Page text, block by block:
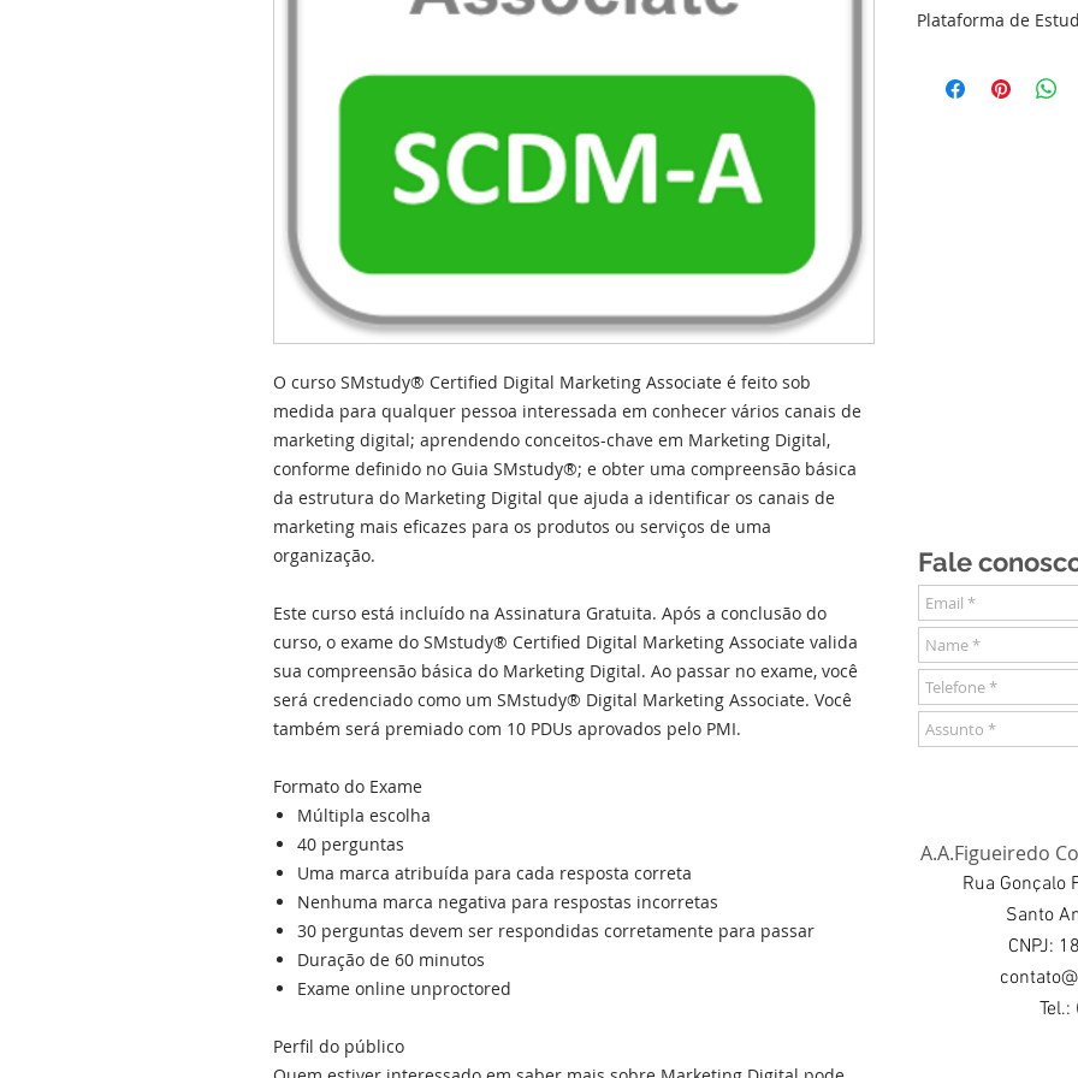
O curso SMstudy® Certified Digital Marketing Associate é feito sob
medida para qualquer pessoa interessada em conhecer vários canais de
marketing digital; aprendendo conceitos-chave em Marketing Digital,
conforme definido no Guia SMstudy®; e obter uma compreensão básica
da estrutura do Marketing Digital que ajuda a identificar os canais de
marketing mais eficazes para os produtos ou serviços de uma
organização.
Este curso está incluído na Assinatura Gratuita. Após a conclusão do
curso, o exame do SMstudy® Certified Digital Marketing Associate valida
sua compreensão básica do Marketing Digital. Ao passar no exame, você
será credenciado como um SMstudy® Digital Marketing Associate. Você
também será premiado com 10 PDUs aprovados pelo PMI.
Formato do Exame
Múltipla escolha
40 perguntas
Uma marca atribuída para cada resposta correta
Nenhuma marca negativa para respostas incorretas
30 perguntas devem ser respondidas corretamente para passar
Duração de 60 minutos
Exame online unproctored
Perfil do público
Plataforma de
continuar:
Fale
A.A.Figueiredo
Rua Gonçalo
Santo
CNPJ: